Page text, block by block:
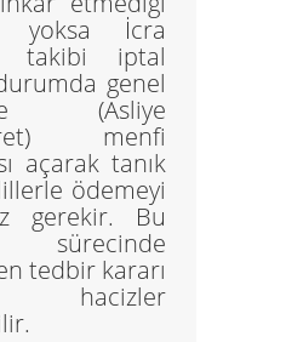
yoksa İcra
takibi iptal
genel
(Asliye
menfi
açarak tanık
ödemeyi
gerekir. Bu
tedbir kararı
hacizler